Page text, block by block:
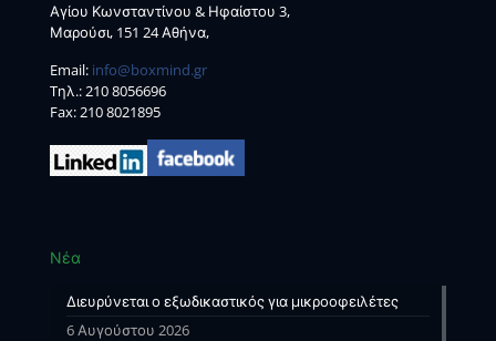
Αγίου Κωνσταντίνου & Ηφαίστου 3,
Μαρούσι, 151 24 Αθήνα,
Email: info@boxmind.gr
Tηλ.:210 8056696
Fax: 210 8021895
Νέα
Διευρύνεται ο εξωδικαστικός για μικροοφειλέτες
6 Αυγούστου 2026